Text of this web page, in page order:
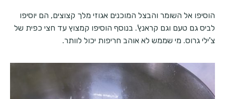
הוסיפו אל השומר והבצל המוכנים אגוזי מלך קצוצים, הם יוסיפו
לביס גם טעם וגם קראנץ'. בנוסף הוסיפו קמצוץ עד חצי כפית של
צ'ילי גרוס. מי שממש לא אוהב חריפות יכול לוותר.